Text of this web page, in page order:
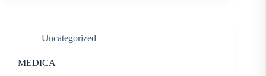
Uncategorized
MEDICA